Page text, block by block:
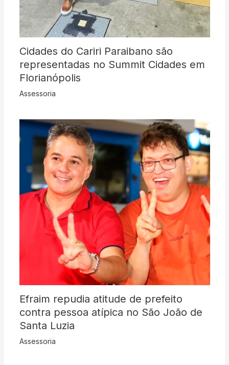
Cidades do Cariri Paraibano são
representadas no Summit Cidades em
Florianópolis
Assessoria
Efraim repudia atitude de prefeito
contra pessoa atípica no São João de
Santa Luzia
Assessoria